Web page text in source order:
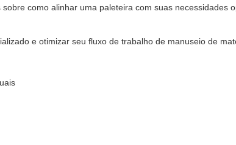
como alinhar uma paleteira com suas necessidades
e otimizar seu fluxo de trabalho de manuseio de